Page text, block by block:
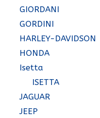
GIORDANI
GORDINI
HARLEY-DAVIDSON
HONDA
Isetta
ISETTA
JAGUAR
JEEP